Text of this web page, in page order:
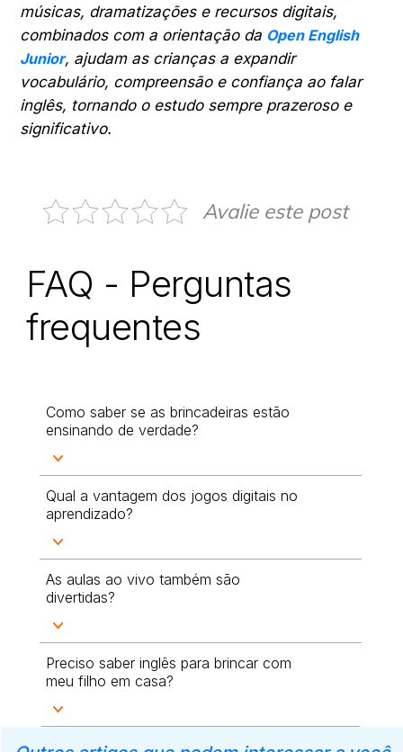
músicas, dramatizações e recursos digitais,
combinados com a orientação da Open English
Junior, ajudam as crianças a expandir
vocabulário, compreensão e confiança ao falar
inglês, tornando o estudo sempre prazeroso e
significativo.
Avalie este post
FAQ - Perguntas
frequentes
Como saber se as brincadeiras estão
ensinando de verdade?
Qual a vantagem dos jogos digitais no
aprendizado?
As aulas ao vivo também são
divertidas?
Preciso saber inglês para brincar com
meu filho em casa?